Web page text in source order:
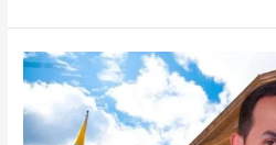
Demandan
la
elección
presidencial